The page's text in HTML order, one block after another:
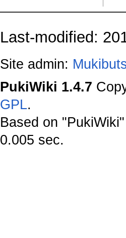
Last-modified:
Site admin:
PukiWiki 1.4.7
GPL.
Based on
0.005 sec.